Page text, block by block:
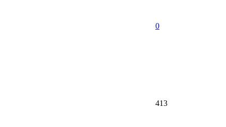
0
413